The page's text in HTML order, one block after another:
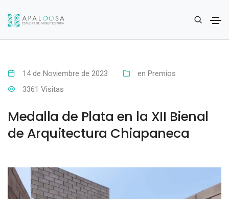
14 de Noviembre de 2023
en Premios
3361 Visitas
Medalla de Plata en la XII Bienal
de Arquitectura Chiapaneca